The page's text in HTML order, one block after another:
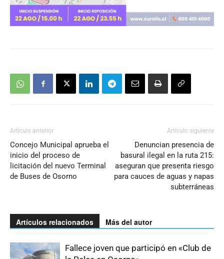
Artículo anterior
Concejo Municipal aprueba el
inicio del proceso de
licitación del nuevo Terminal
de Buses de Osorno
Artículo siguiente
Denuncian presencia de
basural ilegal en la ruta 215:
aseguran que presenta riesgo
para cauces de aguas y napas
subterráneas
Artículos relacionados Más del autor
Fallece joven que participó en «Club de